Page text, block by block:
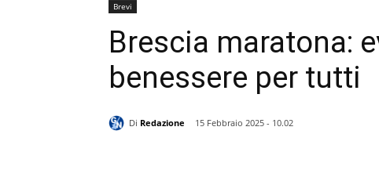
Brevi
Brescia maratona:
benessere per tutti
Di Redazione
15 Febbraio 2025 - 10.02